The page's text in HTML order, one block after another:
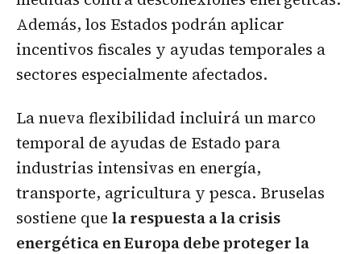
Además, los Estados podrán aplicar
incentivos fiscales y ayudas temporales a
sectores especialmente afectados.
La nueva flexibilidad incluirá un marco
temporal de ayudas de Estado para
industrias intensivas en energía,
transporte, agricultura y pesca. Bruselas
sostiene que la respuesta a la crisis
energética en Europa debe proteger la